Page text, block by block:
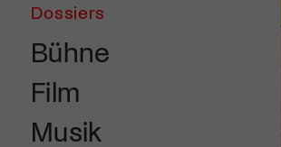
Dossiers
Bühne
Film
Musik